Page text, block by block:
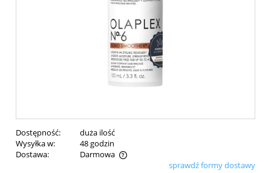
Dostępność:
duża ilość
Wysyłka w:
48 godzin
Dostawa:
Darmowa
Cena nie zawiera ewentualnych kosztów płatnościsprawdź formy dostawy